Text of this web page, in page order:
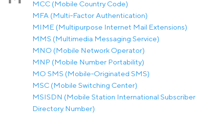
MCC (Mobile Country Code)
MFA (Multi-Factor Authentication)
MIME (Multipurpose Internet Mail Extensions)
MMS (Multimedia Messaging Service)
MNO (Mobile Network Operator)
MNP (Mobile Number Portability)
MO SMS (Mobile-Originated SMS)
MSC (Mobile Switching Center)
MSISDN (Mobile Station International Subscriber
Directory Number)